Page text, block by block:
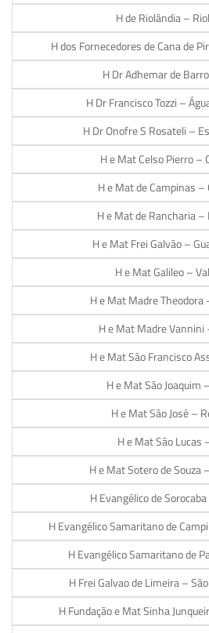
H de Riolândia –
H dos Fornecedores de Cana de
H Dr Adhemar de
H Dr Francisco Tozzi –
H Dr Onofre S Rosateli –
H e Mat Celso Pierro –
H e Mat de Campinas –
H e Mat de Rancharia –
H e Mat Frei Galvão –
H e Mat Galileo –
H e Mat Madre Theodora
H e Mat Madre Vannini
H e Mat São Francisco
H e Mat São Joaquim
H e Mat São José –
H e Mat São Lucas
H e Mat Sotero de Souza
H Evangélico de
H Evangélico Samaritano de
H Evangélico Samaritano de
H Frei Galvao de Limeira –
H Fundação e Mat Sinha